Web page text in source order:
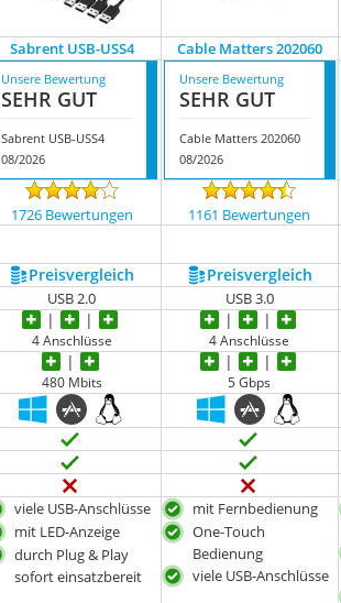
Sabrent USB-USS4 Cable Matters 202060
Unsere Bewertung
SEHR GUT
Sabrent USB-USS4
08/2026
Unsere Bewertung
SEHR GUT
Cable Matters 202060
08/2026
1726 Bewertungen 1161 Bewertungen
Preis­vergleich Preis­vergleich
USB 2.0 USB 3.0
4 Anschlüsse 4 Anschlüsse
480 Mbits 5 Gbps
viele USB-Anschlüsse
mit LED-Anzeige
durch Plug & Play
sofort einsatzbereit
mit Fernbedienung
One-Touch
Bedienung
viele USB-Anschlüsse